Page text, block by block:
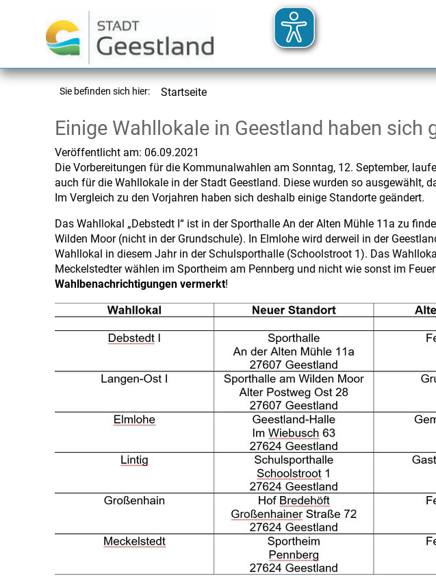
Sie befinden sich hier: Startseite
Einige Wahllokale in Geestland haben sich
Veröffentlicht am: 06.09.2021
Die Vorbereitungen für die Kommunalwahlen am Sonntag, 12. September,
auch für die Wahllokale in der Stadt Geestland. Diese wurden so
Im Vergleich zu den Vorjahren haben sich deshalb einige Standorte geändert.
Das Wahllokal „Debstedt I“ ist in der Sporthalle An der Alten Mühle 11a zu
Wilden Moor (nicht in der Grundschule). In Elmlohe wird derweil in der
Wahllokal in diesem Jahr in der Schulsporthalle (Schoolstroot 1). Das
Meckelstedter wählen im Sportheim am Pennberg und nicht wie sonst im
Wahlbenachrichtigungen vermerkt!